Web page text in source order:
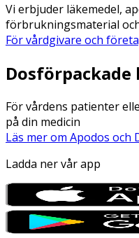
Vi erbjuder läkemedel,
förbrukningsmaterial
För vårdgivare och
Dosförpackade
För vårdens patienter
på din medicin
Läs mer om Apodos och
Ladda ner vår app